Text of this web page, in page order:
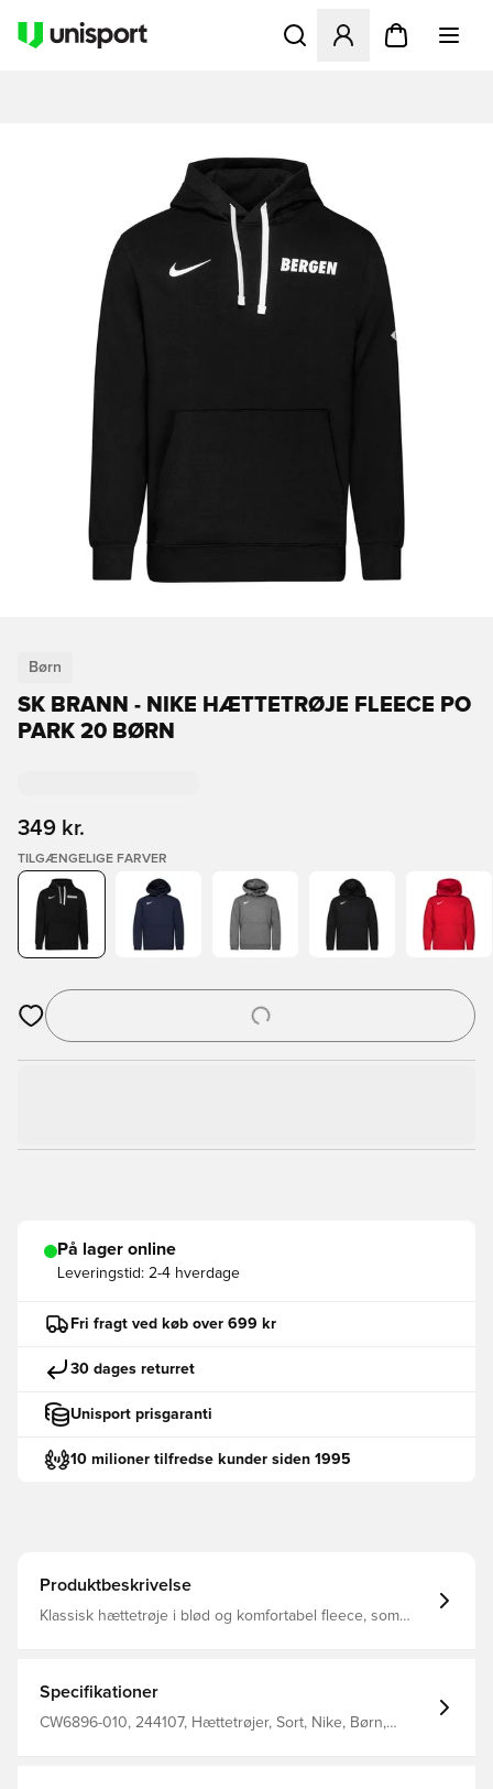
Åbner en Modal til at
Børn
SK BRANN - NIKE HÆTTETRØJE FLEECE PO
PARK 20 BØRN
349 kr.
TILGÆNGELIGE FARVER
Åbner en Modal til at logge ind eller tilmelde dig som medlem
På lager online
Leveringstid: 2-4 hverdage
Fri fragt ved køb over 699 kr
30 dages returret
Unisport prisgaranti
10 milioner tilfredse kunder siden 1995
Produktbeskrivelse
Klassisk hættetrøje i blød og komfortabel fleece, som
kollektion fra Nike Regular fit Fremstillet i 80% bomuld og
20% polyester.
Specifikationer
CW6896-010, 244107, Hættetrøjer, Sort, Nike, Børn,